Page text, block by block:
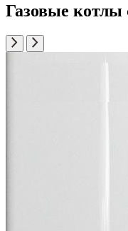
Газовые котлы